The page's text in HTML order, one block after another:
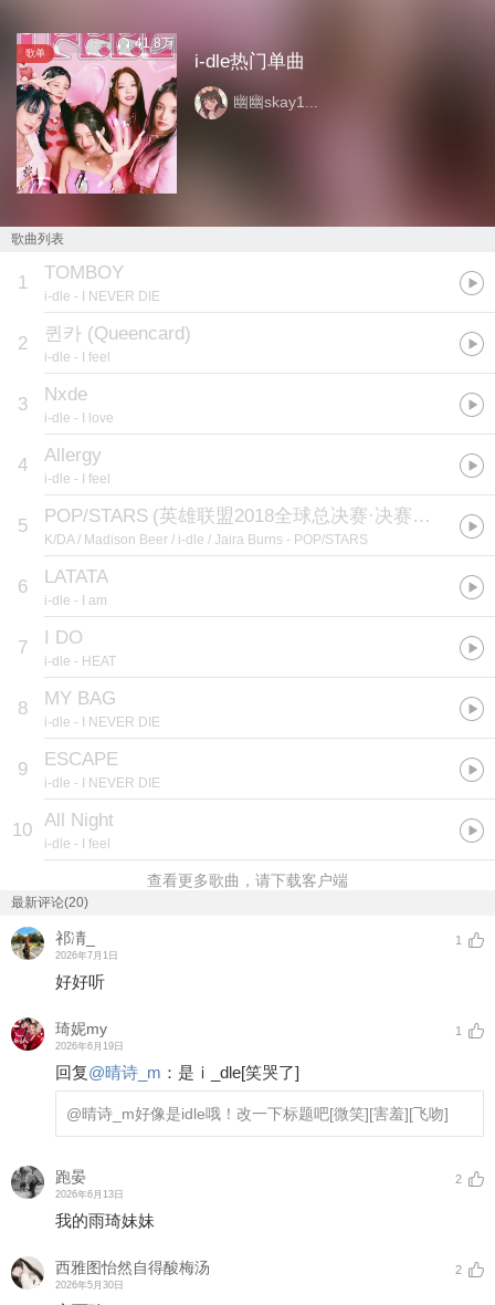
歌单
41.8万
i-dle热门单曲
幽幽skay1...
歌曲列表
1 TOMBOY
i-dle - I NEVER DIE
2 퀸카 (Queencard)
i-dle - I feel
3 Nxde
i-dle - I love
4 Allergy
i-dle - I feel
5 POP/STARS (英雄联盟2018全球总决赛·决赛开幕式开场曲
K/DA / Madison Beer / i-dle / Jaira Burns - POP/STARS
6 LATATA
i-dle - I am
7 I DO
i-dle - HEAT
8 MY BAG
i-dle - I NEVER DIE
9 ESCAPE
i-dle - I NEVER DIE
10 All Night
i-dle - I feel
查看更多歌曲，请下载客户端
最新评论(20)
祁凊_
2026年7月1日
1
好好听
琦妮my
2026年6月19日
1
回复@晴诗_m ： 是ⅰ_dle[笑哭了]
@晴诗_m好像是idle哦！改一下标题吧[微笑][害羞][飞吻]
跑晏
2026年6月13日
2
我的雨琦妹妹
西雅图怡然自得酸梅汤
2026年5月30日
2